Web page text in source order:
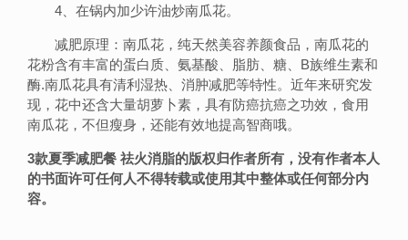
4、在锅内加少许油炒南瓜花。
减肥原理：南瓜花，纯天然美容养颜食品，南瓜花的
花粉含有丰富的蛋白质、氨基酸、脂肪、糖、B族维生素和
酶.南瓜花具有清利湿热、消肿减肥等特性。近年来研究发
现，花中还含大量胡萝卜素，具有防癌抗癌之功效，食用
南瓜花，不但瘦身，还能有效地提高智商哦。
3款夏季减肥餐 祛火消脂的版权归作者所有，没有作者本人
的书面许可任何人不得转载或使用其中整体或任何部分内
容。